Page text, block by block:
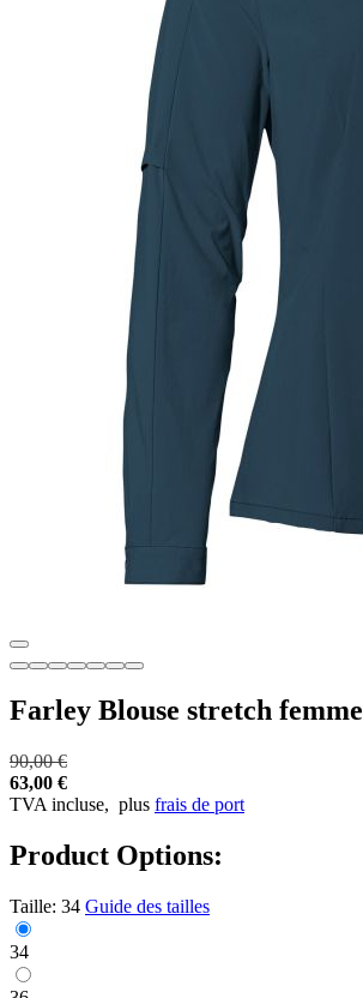
Farley Blouse stretch femme
90,00 €
63,00 €
TVA incluse, plus frais de port
Product Options:
Taille: 34 Guide des tailles
34